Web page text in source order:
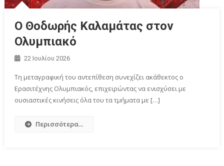
Ο Θοδωρής Καλαμάτας στον
Oλυμπιακό
22 Ιουλίου 2026
Τη μεταγραφική του αντεπίθεση συνεχίζει ακάθεκτος ο
Ερασιτέχνης Ολυμπιακός, επιχειρώντας να ενισχύσει με
ουσιαστικές κινήσεις όλα του τα τμήματα με […]
Περισσότερα...